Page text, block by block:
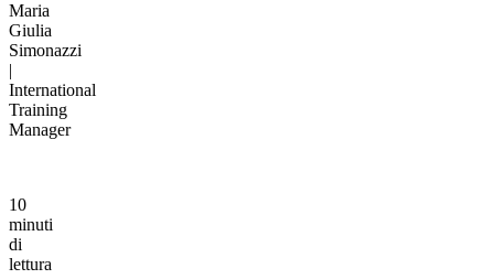
Maria
Giulia
Simonazzi
|
International
Training
Manager
10
minuti
di
lettura